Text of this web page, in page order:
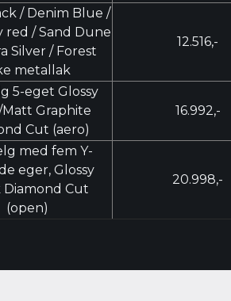
/ Denim Blue /
red / Sand Dune
Silver / Forest
metallak
12.516,-
5-eget Glossy
Graphite
Cut (aero)
16.992,-
med fem Y-
eger, Glossy
Diamond Cut
(open)
20.998,-